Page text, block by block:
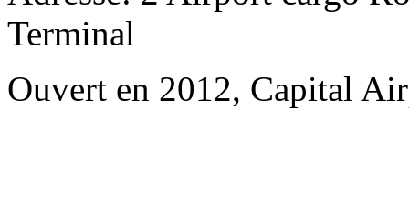
Terminal
Ouvert en 2012, Capital